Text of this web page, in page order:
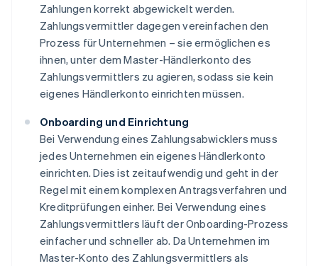
Zahlungen korrekt abgewickelt werden.
Zahlungsvermittler dagegen vereinfachen den
Prozess für Unternehmen – sie ermöglichen es
ihnen, unter dem Master-Händlerkonto des
Zahlungsvermittlers zu agieren, sodass sie kein
eigenes Händlerkonto einrichten müssen.
Onboarding und Einrichtung
Bei Verwendung eines Zahlungsabwicklers muss
jedes Unternehmen ein eigenes Händlerkonto
einrichten. Dies ist zeitaufwendig und geht in der
Regel mit einem komplexen Antragsverfahren und
Kreditprüfungen einher. Bei Verwendung eines
Zahlungsvermittlers läuft der Onboarding-Prozess
einfacher und schneller ab. Da Unternehmen im
Master-Konto des Zahlungsvermittlers als